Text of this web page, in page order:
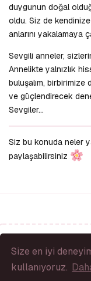
Size en iyi
kullanıyoruz.
duygunun doğal
oldu. Siz de
anlarını yakalamaya
Sevgili anneler,
Annelikte yalnızlık
buluşalım, birbirimize
ve güçlendirecek
Sevgiler…
Siz bu konuda neler
paylaşabilirsiniz
Bir Yanıt Yaz...